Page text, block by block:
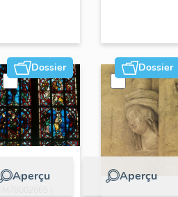
Dossier
Aperçu
Dossier
Dossier
Aperçu